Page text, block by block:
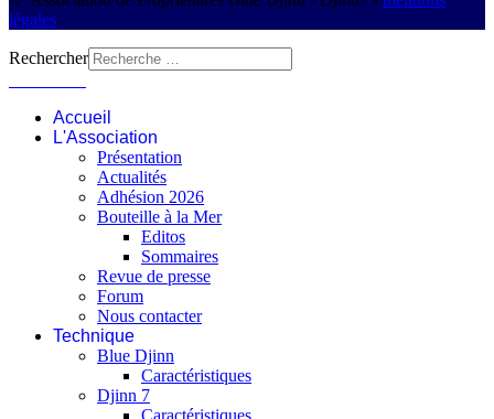
légales
Rechercher
Accueil
L'Association
Présentation
Actualités
Adhésion 2026
Bouteille à la Mer
Editos
Sommaires
Revue de presse
Forum
Nous contacter
Technique
Blue Djinn
Caractéristiques
Djinn 7
Caractéristiques